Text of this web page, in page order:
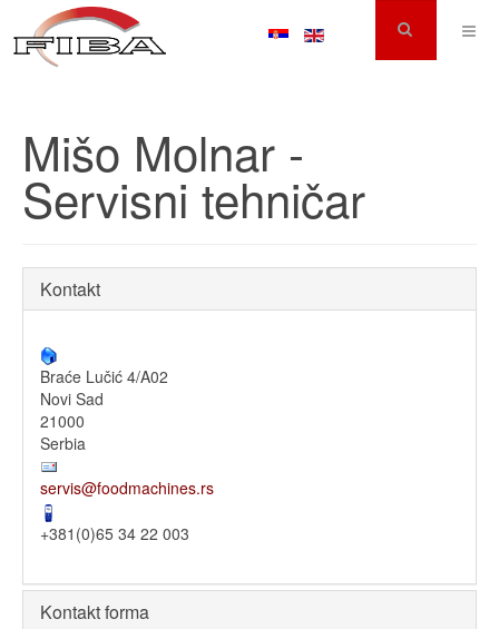
Mišo Molnar -
Servisni tehničar
Kontakt
Braće Lučić 4/A02
Novi Sad
21000
Serbia
servis@foodmachines.rs
+381(0)65 34 22 003
Kontakt forma